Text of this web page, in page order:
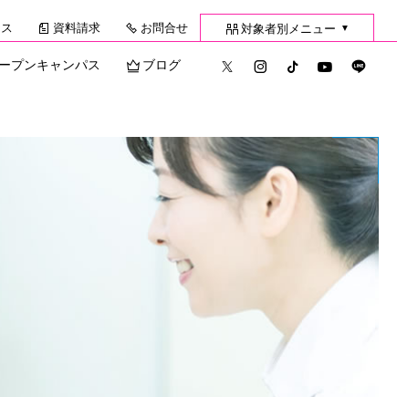
資料請求 お問合せ 対象者別メニュー ▼
プンキャンパス ブログ